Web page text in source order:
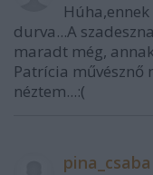
durva...A
maradt még,
Patrícia művésznő
néztem...:(
pina_csaba